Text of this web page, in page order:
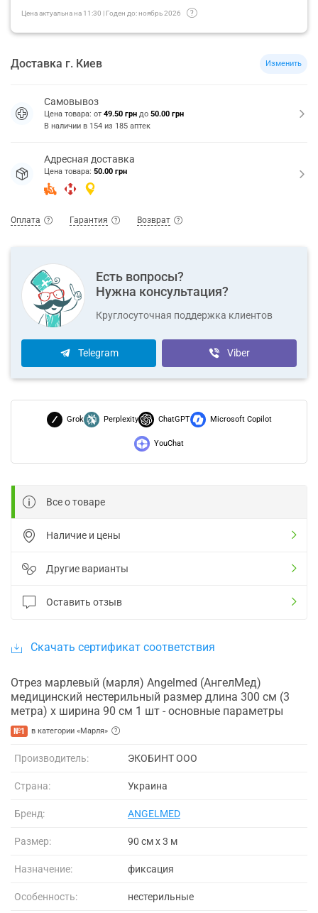
Цена актуальна на 11:30 | Годен до:ноябрь 2026
Доставка г. Киев Изменить
Самовывоз
Цена товара: от 49.50 грн до 50.00 грн
В наличии в 154 из 185 аптек
Адресная доставка
Цена товара: 50.00 грн
Оплата Гарантия Возврат
Есть вопросы?
Нужна консультация?
Круглосуточная поддержка клиентов
Telegram Viber
Grok Perplexity ChatGPT Microsoft Copilot
YouChat
Все о товаре
Наличие и цены
Другие варианты
Оставить отзыв
Скачать сертификат соответствия
Отрез марлевый (марля) Angelmed (АнгелМед)
медицинский нестерильный размер длина 300 см (3
метра) х ширина 90 см 1 шт - основные параметры
№1 в категории «Марля»
Производитель: ЭКОБИНТ ООО
Страна: Украина
Бренд: ANGELMED
Размер: 90 см х 3 м
Назначение: фиксация
Особенность: нестерильные